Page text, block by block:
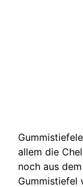
allem die
noch aus
Gummistiefel